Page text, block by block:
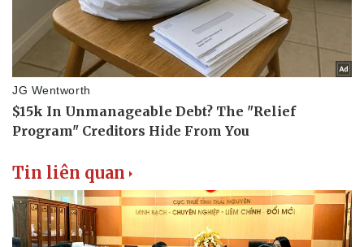
Tin liên quan